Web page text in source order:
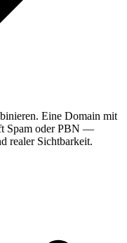
Eine Domain mit
Spam oder PBN —
realer Sichtbarkeit.